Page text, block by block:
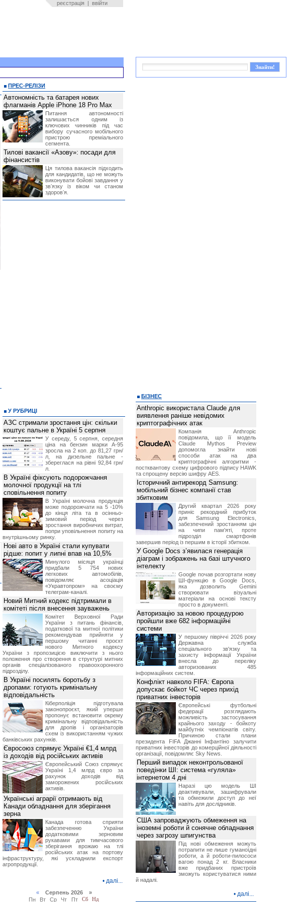
реєстрація | ввійти
ПРЕС-РЕЛІЗИ
Автономність та батарея нових
флагманів Apple iPhone 18 Pro Max
Питання автономності
залишається одним із
ключових чинників під час
вибору сучасного мобільного
пристрою преміального
сегмента.
Тилові вакансії «Азову»: посади для
фінансистів
Ця тилова вакансія підходить
для кандидатів, що не можуть
виконувати бойові завдання у
звʼязку із віком чи станом
здоровʼя.
У РУБРИЦІ
АЗС стримали зростання цін: скільки
коштує пальне в Україні 5 серпня
У середу, 5 серпня, середня
ціна на бензин марки А-95
зросла на 2 коп. до 81,27 грн/
л, на дизельне пальне -
збереглася на рівні 92,84 грн/
л.
В Україні фіксують подорожчання
молочної продукції на тлі
сповільнення попиту
В Україні молочна продукція
може подорожчати на 5 -10%
до кінця літа та в осінньо-
зимовий період через
зростання виробничих витрат,
попри уповільнення попиту на
внутрішньому ринку.
Нові авто в Україні стали купувати
рідше: попит у липні впав на 10,5%
Минулого місяця українці
придбали 5 754 нових
легкових автомобілів,
повідомляє асоціація
«Укравтопром» на своєму
телеграм-каналі.
Новий Митний кодекс підтримали в
комітеті після внесення зауважень
Комітет Верховної Ради
України з питань фінансів,
податкової та митної політики
рекомендував прийняти у
першому читанні проєкт
нового Митного кодексу
України з пропозицією виключити з нього
положення про створення в структурі митних
органів спеціалізованого правоохоронного
підрозділу.
В Україні посилять боротьбу з
дропами: готують кримінальну
відповідальність
Кіберполіція підготувала
законопроєкт, який уперше
пропонує встановити окрему
кримінальну відповідальність
для дропів і організаторів
схем із використанням чужих
банківських рахунків.
Євросоюз спрямує Україні €1,4 млрд
із доходів від російських активів
Європейський Союз спрямує
Україні 1,4 млрд євро за
рахунок доходів від
заморожених російських
активів.
Українські аграрії отримають від
Канади обладнання для зберігання
зерна
Канада готова сприяти
забезпеченню України
додатковими зерновим
рукавами для тимчасового
зберігання врожаю на тлі
російських атак на портову
інфраструктуру, які ускладнили експорт
агропродукції.
• далі...
«Серпень 2026 »
Пн
Вт Ср Чт Пт Сб Нд
БІЗНЕС
Anthropic використала Claude для
виявлення раніше невідомих
криптографічних атак
Компанія Anthropic
повідомила, що її модель
Claude Mythos Preview
допомогла знайти нові
способи атак на два
криптографічні алгоритми -
постквантову схему цифрового підпису HAWK
та спрощену версію шифру AES.
Історичний антирекорд Samsung:
мобільний бізнес компанії став
збитковим
Другий квартал 2026 року
приніс рекордний прибуток
для Samsung Electronics,
забезпечений зростанням цін
на чипи пам'яті, проте
підрозділ смартфонів
завершив період із першим в історії збитком.
У Google Docs з’явилася генерація
діаграм і зображень на базі штучного
інтелекту
Google почав розгортати нову
ШІ-функцію в Google Docs,
яка дозволить Gemini
створювати візуальні
матеріали на основі тексту
просто в документі.
Авторизацію за новою процедурою
пройшли вже 682 інформаційні
системи
У першому півріччі 2026 року
Державна служба
спеціального зв'язку та
захисту інформації України
внесла до переліку
авторизованих 485
інформаційних систем.
Конфлікт навколо FIFA: Європа
допускає бойкот ЧС через прихід
приватних інвесторів
Європейські футбольні
федерації розглядають
можливість застосування
крайнього заходу - бойкоту
майбутніх чемпіонатів світу.
Причиною стали плани
президента FIFA Джанні Інфантіно залучити
приватних інвесторів до комерційної діяльності
організації, повідомляє Sky News.
Перший випадок неконтрольованої
поведінки ШІ: система «гуляла»
інтернетом 4 дні
Наразі цю модель ШІ
деактивували, зашифрували
та обмежили доступ до неї
навіть для дослідників.
США запроваджують обмеження на
іноземні роботи й сонячне обладнання
через загрозу шпигунства
Під нові обмеження можуть
потрапити не лише гуманоїдні
роботи, а й роботи-пилососи
вагою понад 2 кг. Власники
вже придбаних пристроїв
зможуть користуватися ними
й надалі.
• далі...